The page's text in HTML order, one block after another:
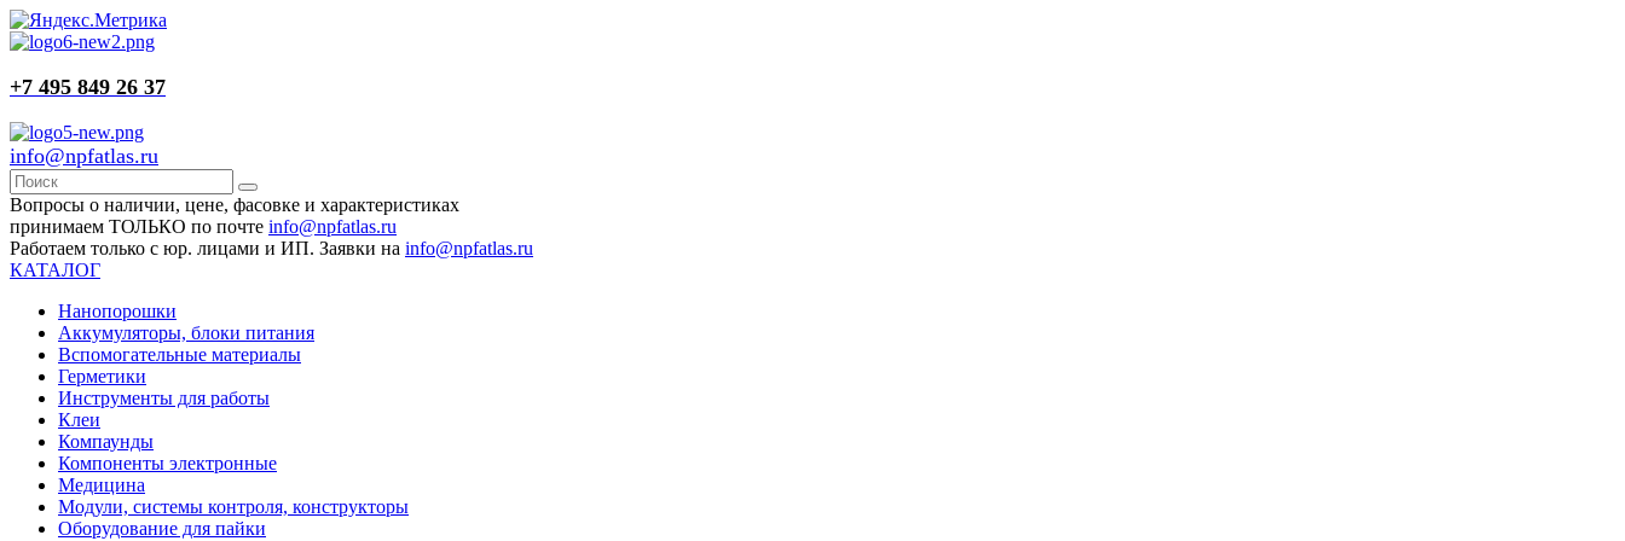
+7 495 849 26 37
info@npfatlas.ru
Вопросы о наличии, цене, фасовке и характеристиках
принимаем ТОЛЬКО по почте info@npfatlas.ru
Работаем только с юр. лицами и ИП. Заявки на info@npfatlas.ru
КАТАЛОГ
Нанопорошки
Аккумуляторы, блоки питания
Вспомогательные материалы
Герметики
Инструменты для работы
Клеи
Компаунды
Компоненты электронные
Медицина
Модули, системы контроля, конструкторы
Оборудование для пайки